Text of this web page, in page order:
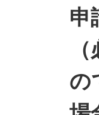
申
の